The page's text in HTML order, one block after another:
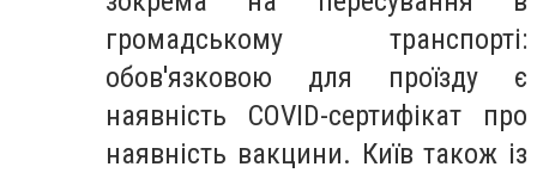
громадському транспорті:
обов'язковою для проїзду є
наявність COVID-сертифікат про
наявність вакцини. Київ також із